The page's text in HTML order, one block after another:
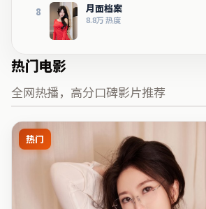
8 月面档案
8.8万热度
热门电影
全网热播，高分口碑影片推荐
热门